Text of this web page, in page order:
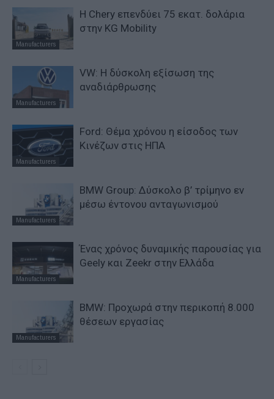
Manufacturers
Η Chery επενδύει 75 εκατ. δολάρια
στην KG Mobility
Manufacturers
VW: Η δύσκολη εξίσωση της
αναδιάρθρωσης
Manufacturers
Ford: Θέμα χρόνου η είσοδος των
Κινέζων στις ΗΠΑ
Manufacturers
BMW Group: Δύσκολο β’ τρίμηνο εν
μέσω έντονου ανταγωνισμού
Manufacturers
Ένας χρόνος δυναμικής παρουσίας για
Geely και Zeekr στην Ελλάδα
Manufacturers
BMW: Προχωρά στην περικοπή 8.000
θέσεων εργασίας